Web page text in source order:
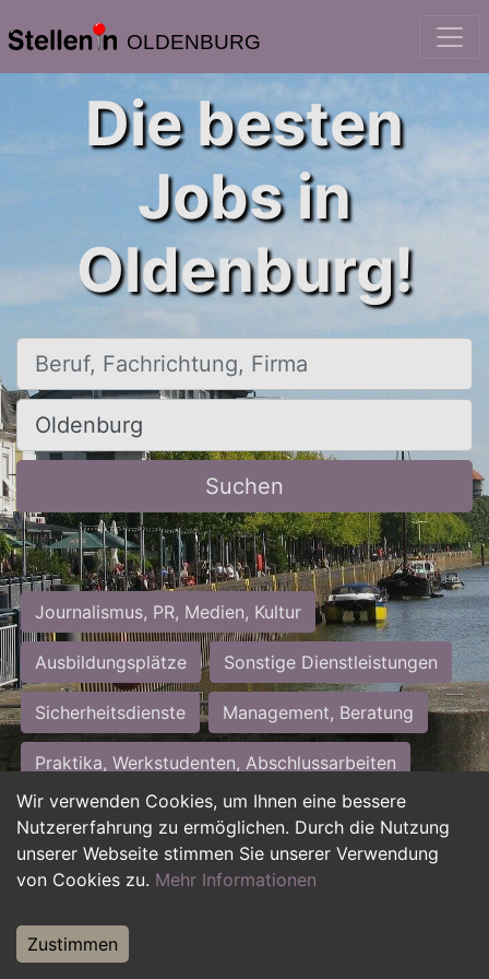
OLDENBURG
Wir verwenden Cookies, um Ihnen eine bessere
Nutzererfahrung zu ermöglichen. Durch die Nutzung
unserer Webseite stimmen Sie unserer Verwendung
von Cookies zu. Mehr Informationen
Zustimmen
Die besten
Jobs in
Oldenburg!
Beruf, Fachrichtung, Firma
Ort, Stadt
Suchen
Journalismus, PR, Medien, Kultur
Ausbildungsplätze Sonstige Dienstleistungen
Sicherheitsdienste Management, Beratung
Praktika, Werkstudenten, Abschlussarbeiten
Personalwesen Assistenz, Sekretariat
Hilfskräfte, Aushilfs- und Nebenjobs
Weiterbildung, Studium, duale Ausbildung